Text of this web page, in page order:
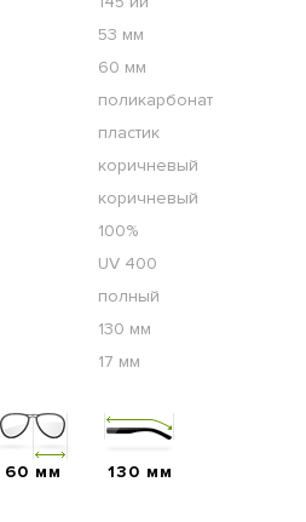
53 мм
60 мм
поликарбонат
пластик
коричневый
коричневый
100%
UV 400
полный
130 мм
17 мм
60 мм 130 мм